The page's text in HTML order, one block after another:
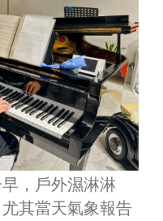
早，戶外濕淋淋
其當天氣象報告